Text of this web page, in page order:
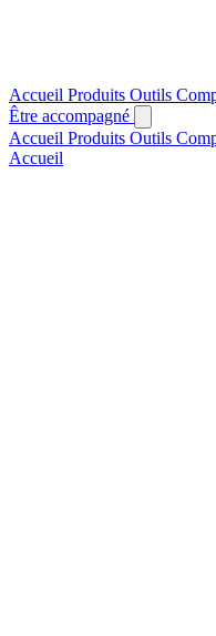
Accueil Produits Outils
Être accompagné
Accueil Produits Outils
Accueil